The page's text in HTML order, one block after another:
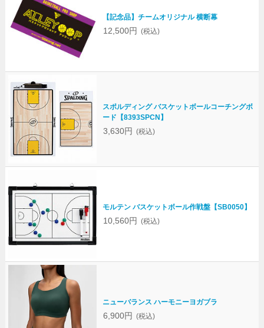
【記念品】チームオリジナル 横断幕
12,500円 (税込)
スポルディング バスケットボールコーチングボ
ード【8393SPCN】
3,630円 (税込)
モルテン バスケットボール作戦盤【SB0050】
10,560円 (税込)
ニューバランス ハーモニーヨガブラ
6,900円 (税込)